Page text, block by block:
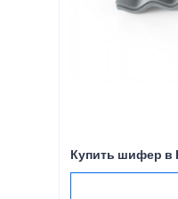
Купить шифер в